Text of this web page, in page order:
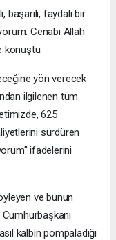
faydalı bir
Cenabı Allah
konuştu.
yön verecek
ilgilenen tüm
625
sürdüren
ifadelerini
ve bunun
kalbin pompaladığı